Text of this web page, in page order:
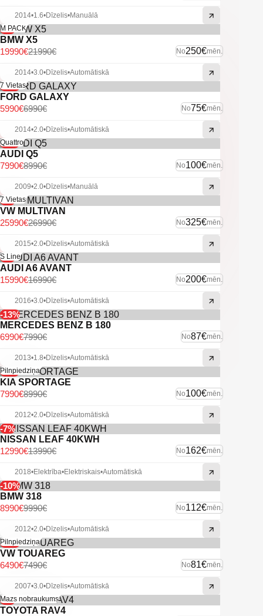
2014•1.6•Dīzelis•Manuālā
-9%
M PACK
BMW X5
No250€mēn.
21990€
19990€
2014•3.0•Dīzelis•Automātiskā
-14%
7 Vietas
FORD GALAXY
No75€mēn.
6990€
5990€
2014•2.0•Dīzelis•Automātiskā
-11%
Quattro
AUDI Q5
No100€mēn.
8990€
7990€
2009•2.0•Dīzelis•Manuālā
-4%
7 Vietas
VW MULTIVAN
No325€mēn.
26990€
25990€
2015•2.0•Dīzelis•Automātiskā
-6%
S Line
AUDI A6 AVANT
No200€mēn.
16990€
15990€
2016•3.0•Dīzelis•Automātiskā
-13%
MERCEDES BENZ B 180
No87€mēn.
7990€
6990€
2013•1.8•Dīzelis•Automātiskā
-11%
Pilnpiedziņa
KIA SPORTAGE
No100€mēn.
8990€
7990€
2012•2.0•Dīzelis•Automātiskā
-7%
NISSAN LEAF 40KWH
No162€mēn.
13990€
12990€
2018•Elektrība•Elektriskais•Automātiskā
-10%
BMW 318
No112€mēn.
9990€
8990€
2012•2.0•Dīzelis•Automātiskā
-13%
Pilnpiedziņa
VW TOUAREG
No81€mēn.
7490€
6490€
2007•3.0•Dīzelis•Automātiskā
-4%
Mazs nobraukums
TOYOTA RAV4